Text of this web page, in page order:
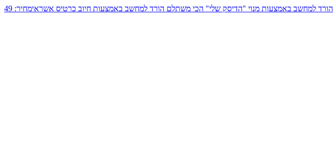
הורד למחשב באמצעות מנוי "הדיסק שלי" הכי משתלם הורד למחשב באמצעות חיוב כרטיס אשראי